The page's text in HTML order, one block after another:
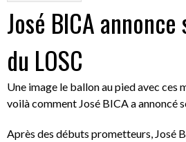
José BICA
du LOSC
Une image le ballon au pied avec
voilà comment José BICA a annoncé
Après des débuts prometteurs, José